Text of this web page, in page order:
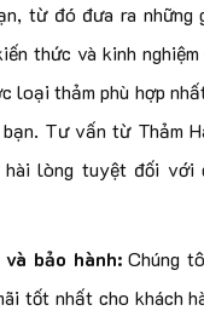
từ đó đưa ra
thức và kinh nghiệm
loại thảm phù hợp
Tư vấn từ Thảm
lòng tuyệt đối với
bảo hành:Chúng
tốt nhất cho khách